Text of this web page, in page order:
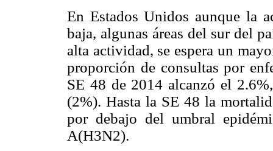
En Estados Unidos aunque la
baja, algunas áreas del sur del
alta actividad, se espera un
proporción de consultas por
SE 48 de 2014 alcanzó el
(2%). Hasta la SE 48 la
por debajo del umbral
A(H3N2).